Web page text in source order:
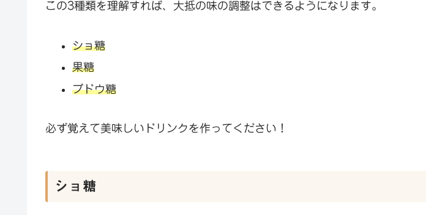
この3種類を理解すれば、大抵の味の調整はできるようになります。
ショ糖
果糖
ブドウ糖
必ず覚えて美味しいドリンクを作ってください！
ショ糖